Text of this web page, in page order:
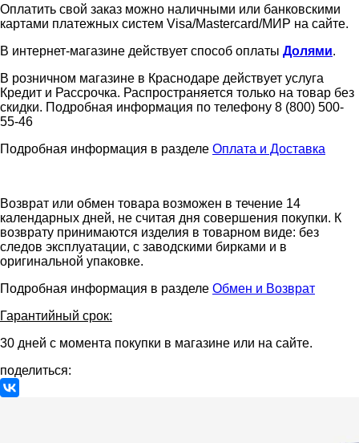
Оплатить свой заказ можно наличными или банковскими
картами платежных систем Visa/Mastercard/МИР на сайте.
В интернет-магазине действует способ оплаты Долями.
В розничном магазине в Краснодаре действует услуга
Кредит и Рассрочка. Распространяется только на товар без
скидки. Подробная информация по телефону 8 (800) 500-
55-46
Подробная информация в разделе Оплата и Доставка
Возврат или обмен товара возможен в течение 14
календарных дней, не считая дня совершения покупки. К
возврату принимаются изделия в товарном виде: без
следов эксплуатации, с заводскими бирками и в
оригинальной упаковке.
Подробная информация в разделе Обмен и Возврат
Гарантийный срок:
30 дней с момента покупки в магазине или на сайте.
поделиться: